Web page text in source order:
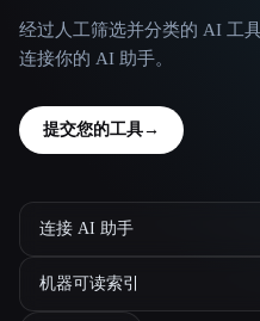
经过人工筛选并分类的 AI 工
连接你的 AI 助手。
提交您的工具→
连接 AI 助手
机器可读索引